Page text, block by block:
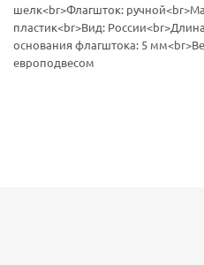
шелк<br>Флагшток:
пластик<br>Вид:
основания флагштока: 5
европодвесом